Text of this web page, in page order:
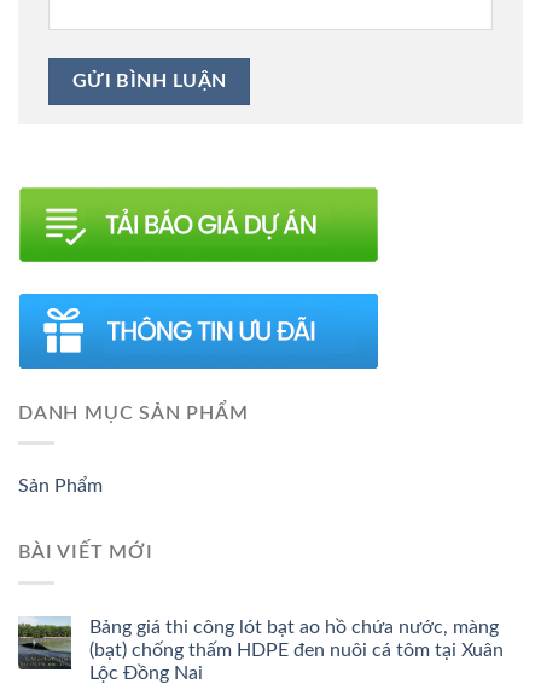
DANH MỤC SẢN PHẨM
Sản Phẩm
BÀI VIẾT MỚI
Bảng giá thi công lót bạt ao hồ chứa nước, màng
(bạt) chống thấm HDPE đen nuôi cá tôm tại Xuân
Lộc Đồng Nai